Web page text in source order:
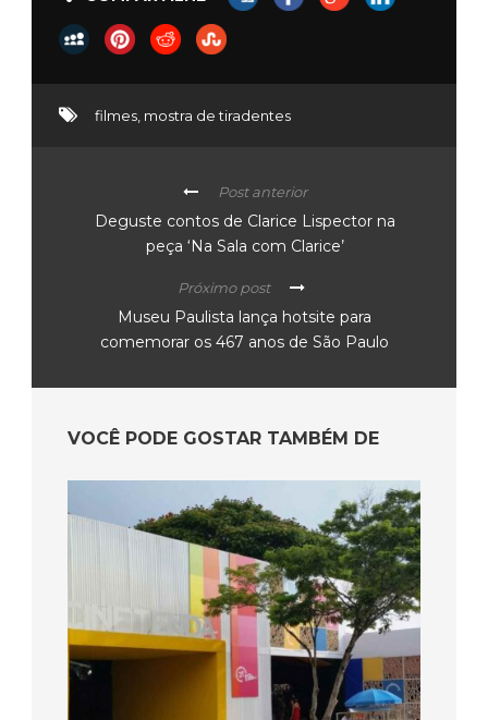
filmes mostra de tiradentes
Post anterior
Deguste contos de Clarice Lispector na
peça ‘Na Sala com Clarice’
Próximo post
Museu Paulista lança hotsite para
comemorar os 467 anos de São Paulo
VOCÊ PODE GOSTAR TAMBÉM DE